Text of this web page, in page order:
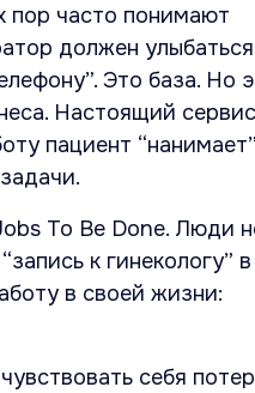
пор часто понимают
должен
Это база. Но
Настоящий сервис
пациент
To Be Done. Люди
к гинекологу” в
в своей жизни:
себя